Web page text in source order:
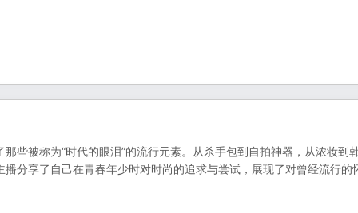
些被称为“时代的眼泪”的流行元素。从杀手包到自拍神器，从浓妆到
分享了自己在青春年少时对时尚的追求与尝试，展现了对曾经流行的